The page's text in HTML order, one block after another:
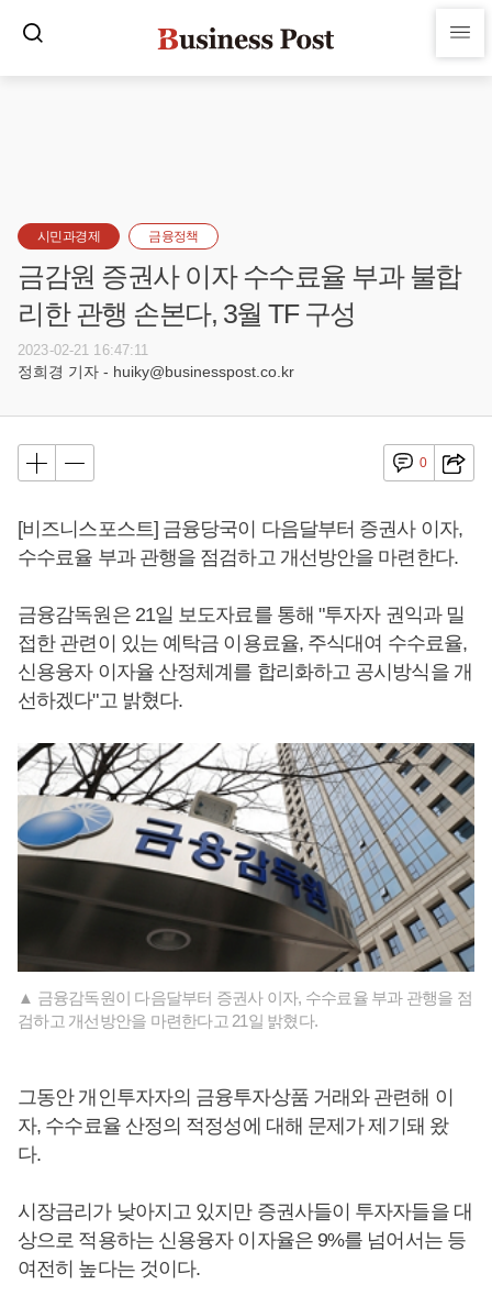
시민과경제 금융정책
금감원 증권사 이자 수수료율 부과 불합
리한 관행 손본다, 3월 TF 구성
2023-02-21 16:47:11
정희경 기자 - huiky@businesspost.co.kr
0
[비즈니스포스트] 금융당국이 다음달부터 증권사 이자,
수수료율 부과 관행을 점검하고 개선방안을 마련한다.
금융감독원은 21일 보도자료를 통해 "투자자 권익과 밀
접한 관련이 있는 예탁금 이용료율, 주식대여 수수료율,
신용융자 이자율 산정체계를 합리화하고 공시방식을 개
선하겠다"고 밝혔다.
▲ 금융감독원이 다음달부터 증권사 이자, 수수료율 부과 관행을 점
검하고 개선방안을 마련한다고 21일 밝혔다.
그동안 개인투자자의 금융투자상품 거래와 관련해 이
자, 수수료율 산정의 적정성에 대해 문제가 제기돼 왔
다.
시장금리가 낮아지고 있지만 증권사들이 투자자들을 대
상으로 적용하는 신용융자 이자율은 9%를 넘어서는 등
여전히 높다는 것이다.